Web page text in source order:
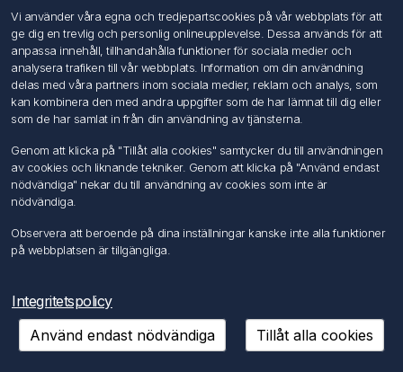
Kundtjänst
Sök
Mitt konto
Mina ordrar
Mina adresser
Följ oss
Copyright © 2026 FÖRCH Sverige AB. Alla rättigheter reserverade.
Powered bynopCommerce
Vi använder våra egna och tredjepartscookies på vår webbplats för att
ge dig en trevlig och personlig onlineupplevelse. Dessa används för att
anpassa innehåll, tillhandahålla funktioner för sociala medier och
analysera trafiken till vår webbplats. Information om din användning
delas med våra partners inom sociala medier, reklam och analys, som
kan kombinera den med andra uppgifter som de har lämnat till dig eller
som de har samlat in från din användning av tjänsterna.
Genom att klicka på "Tillåt alla cookies" samtycker du till användningen
av cookies och liknande tekniker. Genom att klicka på "Använd endast
nödvändiga" nekar du till användning av cookies som inte är
nödvändiga.
Observera att beroende på dina inställningar kanske inte alla funktioner
på webbplatsen är tillgängliga.
Integritetspolicy
Använd endast nödvändiga
Tillåt alla cookies